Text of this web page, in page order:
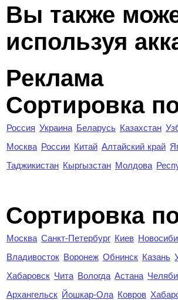
Вы также
используя
Реклама
Сортировка
Россия Украина Беларусь Казахстан
Москва России Китай Алтайский край
Таджикистан Кыргызстан Молдова
Cортировка
Москва Санкт-Петербург Киев
Владивосток Воронеж Обнинск Казань
Хабаровск Чита Вологда Астана
Архангельск Йошкар-Ола Ковров